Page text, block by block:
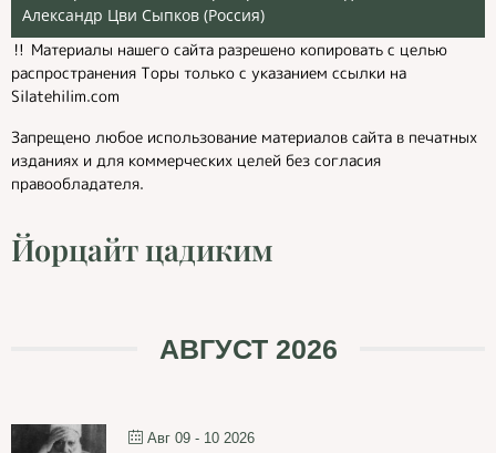
Александр Цви Сыпков (Россия)
‼️ Материалы нашего сайта разрешено копировать с целью
распространения Торы только с указанием ссылки на
Silatehilim.com
Запрещено любое использование материалов сайта в печатных
изданиях и для коммерческих целей без согласия
правообладателя.
Йорцайт цадиким
АВГУСТ 2026
Авг 09 - 10 2026